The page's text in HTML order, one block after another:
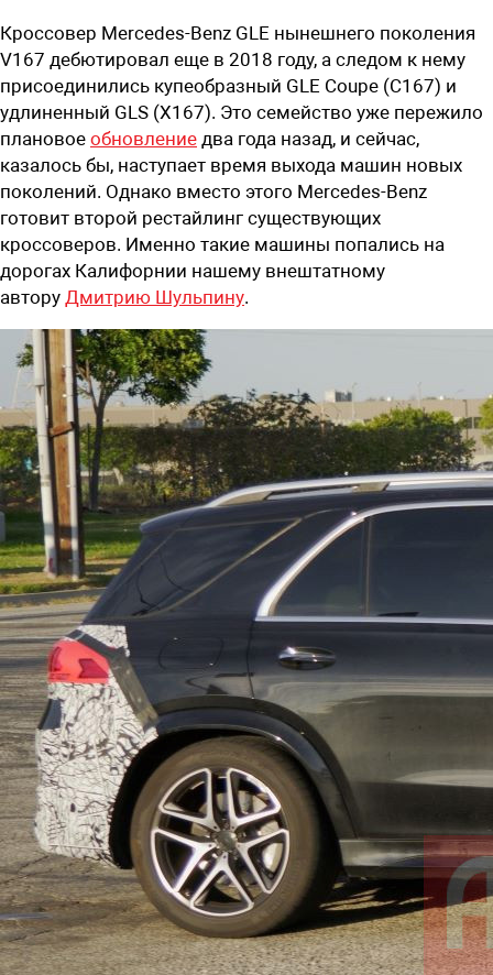
Кроссовер Mercedes-Benz GLE нынешнего поколения
V167 дебютировал еще в 2018 году, а следом к нему
присоединились купеобразный GLE Coupe (C167) и
удлиненный GLS (X167). Это семейство уже пережило
плановое обновление два года назад, и сейчас,
казалось бы, наступает время выхода машин новых
поколений. Однако вместо этого Mercedes-Benz
готовит второй рестайлинг существующих
кроссоверов. Именно такие машины попались на
дорогах Калифорнии нашему внештатному
автору Дмитрию Шульпину.